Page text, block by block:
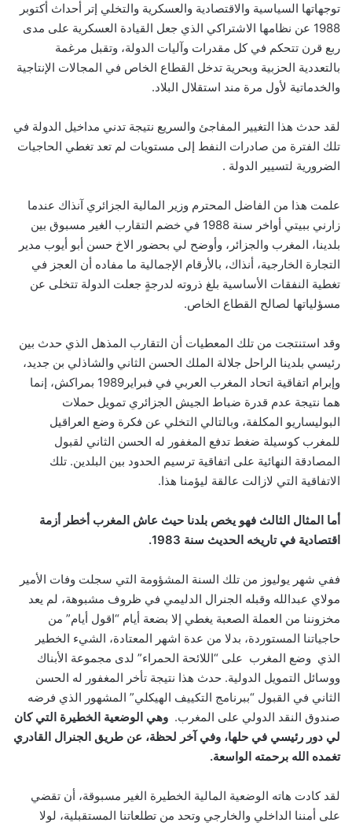
توجهاتها السياسية والاقتصادية والعسكرية والتخلي إتر أحداث أكتوبر
1988 عن نظامها الاشتراكي الذي جعل القيادة العسكرية على مدى
ربع قرن تتحكم في كل مقدرات وآليات الدولة، وتقبل مرغمة
بالتعددية الحزبية وبحرية تدخل القطاع الخاص في المجالات الإنتاجية
والخدماتية لأول مرة مند استقلال البلاد.
لقد حدث هذا التغيير المفاجئ والسريع نتيجة تدني مداخيل الدولة في
تلك الفترة من صادرات النفط إلى مستويات لم تعد تغطي الحاجيات
الضرورية لتسيير الدولة .
علمت هذا من الفاضل المحترم وزير المالية الجزائري آنذاك عندما
زارني ببيتي أواخر سنة 1988 في خضم التقارب الغير مسبوق بين
بلدينا، المغرب والجزائر، وأوضح لي بحضور الاخ حسن أبو أيوب مدير
التجارة الخارجية، أنذاك، بالأرقام الإجمالية ما مفاده أن العجز في
تغطية النفقات الأساسية بلغ ذروته لدرجةٍ جعلت الدولة تتخلى عن
مسؤلياتها لصالح القطاع الخاص.
وقد استنتجت من تلك المعطيات أن التقارب المذهل الذي حدث بين
رئيسي بلدينا الراحل جلالة الملك الحسن الثاني والشاذلي بن جديد،
وإبرام اتفاقية اتحاد المغرب العربي في فبراير1989 بمراكش، إنما
هما نتيجة عدم قدرة ضباط الجيش الجزائري تمويل حملات
البوليساريو المكلفة، وبالتالي التخلي عن فكرة وضع العراقيل
للمغرب كوسيلة ضغط تدفع المغفور له الحسن الثاني لقبول
المصادقة النهائية على اتفاقية ترسيم الحدود بين البلدين. تلك
الاتفاقية التي لازالت عالقة ليؤمنا هذا.
أما المثال الثالث فهو يخص بلدنا حيث عاش المغرب أخطر أزمة
اقتصادية في تاريخه الحديث سنة 1983.
ففي شهر يوليوز من تلك السنة المشؤومة التي سجلت وفات الأمير
مولاي عبدالله وقبله الجنرال الدليمي في ظروف مشبوهة، لم يعد
مخزوننا من العملة الصعبة يغطي إلا بضعة أيام “اقول أيام” من
حاجياتنا المستوردة، بدلا من عدة اشهر المعتادة، الشيء الخطير
الذي وضع المغرب على “اللائحة الحمراء” لدى مجموعة الأبناك
ووسائل التمويل الدولية. حدث هذا نتيجة تأخر المغفور له الحسن
الثاني في القبول “ببرنامج التكييف الهيكلي” المشهور الذي فرضه
صندوق النقد الدولي على المغرب. وهي الوضعية الخطيرة التي كان
لي دور رئيسي في حلها، وفي آخر لحظة، عن طريق الجنرال القادري
تغمده الله برحمته الواسعة.
لقد كادت هاته الوضعية المالية الخطيرة الغير مسبوقة، أن تقضي
على أمننا الداخلي والخارجي وتحد من تطلعاتنا المستقبلية، لولا